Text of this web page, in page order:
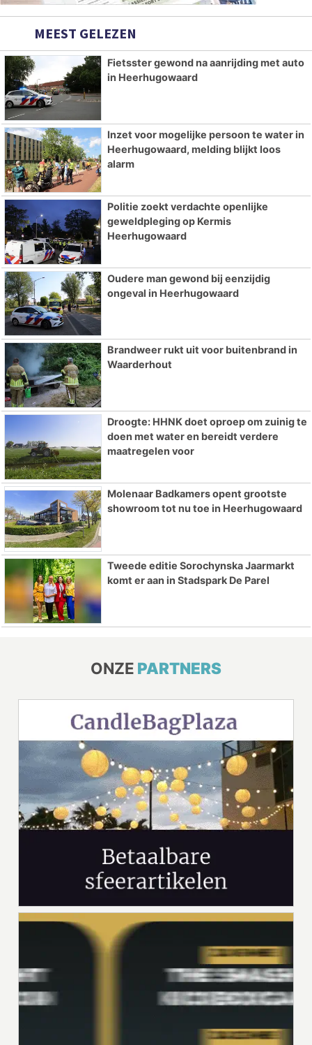
MEEST GELEZEN
Fietsster gewond na aanrijding met auto
in Heerhugowaard
Inzet voor mogelijke persoon te water in
Heerhugowaard, melding blijkt loos
alarm
Politie zoekt verdachte openlijke
geweldpleging op Kermis
Heerhugowaard
Oudere man gewond bij eenzijdig
ongeval in Heerhugowaard
Brandweer rukt uit voor buitenbrand in
Waarderhout
Droogte: HHNK doet oproep om zuinig te
doen met water en bereidt verdere
maatregelen voor
Molenaar Badkamers opent grootste
showroom tot nu toe in Heerhugowaard
Tweede editie Sorochynska Jaarmarkt
komt er aan in Stadspark De Parel
ONZE PARTNERS